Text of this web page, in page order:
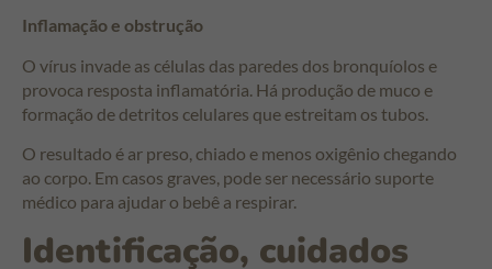
Inflamação e obstrução
O vírus invade as células das paredes dos bronquíolos e
provoca resposta inflamatória. Há produção de muco e
formação de detritos celulares que estreitam os tubos.
O resultado é ar preso, chiado e menos oxigênio chegando
ao corpo. Em casos graves, pode ser necessário suporte
médico para ajudar o bebê a respirar.
Identificação, cuidados